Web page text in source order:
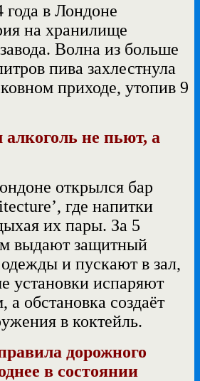
года в Лондоне
на хранилище
Волна из больше
пива захлестнула
приходе, утопив 9
не пьют, а
открылся бар
где напитки
их пары. За 5
выдают защитный
и пускают в зал,
установки испаряют
обстановка создаёт
в коктейль.
дорожного
в состоянии